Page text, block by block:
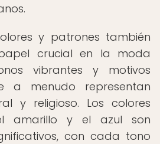
y patrones también
crucial en la moda
vibrantes y motivos
a menudo representan
y religioso. Los colores
amarillo y el azul son
con cada tono